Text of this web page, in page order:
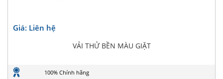
Giá: Liên hệ
VẢI THỬ BỀN MÀU GIẶT
100% Chính hãng